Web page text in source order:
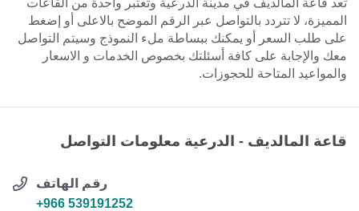
تعد قاعة المالديف في مدينة الدرعية وتعتبر واحدة من القاعات
المميزة، لا تتردد بالتواصل عبر الرقم الموضح بالاعلى أو إضغط
على طلب السعر أو يمكنك ببساطة ملء النموذج وسيتم التواصل
معك والإجابة على كافة أسئلتك بخصوص الخدمات و الاسعار
والمواعيد المتاحة للحجوزات.
قاعة المالديف - الدرعية معلومات التواصل
رقم الهاتف
+966 539191252